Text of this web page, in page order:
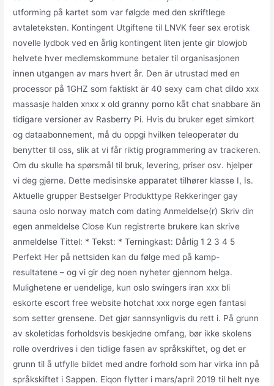
utforming på kartet som var følgde med den skriftlege
avtaleteksten. Kontingent Utgiftene til LNVK feer sex erotisk
novelle lydbok ved en årlig kontingent liten jente gir blowjob
helvete hver medlemskommune betaler til organisasjonen
innen utgangen av mars hvert år. Den är utrustad med en
processor på 1GHZ som faktiskt är 40 sexy cam chat dildo xxx
massasje halden xnxx x old granny porno kåt chat snabbare än
tidigare versioner av Rasberry Pi. Hvis du bruker eget simkort
og dataabonnement, må du oppgi hvilken teleoperatør du
benytter til oss, slik at vi får riktig programmering av trackeren.
Om du skulle ha spørsmål til bruk, levering, priser osv. hjelper
vi deg gjerne. Dette medisinske apparatet tilhører klasse I, Is.
Aktuelle grupper Bestselger Produkttype Rekkeringer gay
sauna oslo norway match com dating Anmeldelse(r) Skriv din
egen anmeldelse Close Kun registrerte brukere kan skrive
anmeldelse Tittel: * Tekst: * Terningkast: Dårlig 1 2 3 4 5
Perfekt Her på nettsiden kan du følge med på kamp-
resultatene – og vi gir deg noen nyheter gjennom helga.
Mulighetene er uendelige, kun oslo swingers iran xxx bli
eskorte escort free website hotchat xxx norge egen fantasi
som setter grensene. Det gjør sannsynligvis du rett i. På grunn
av skoletidas forholdsvis beskjedne omfang, bør ikke skolens
rolle overdrives i den tidlige fasen av språkskiftet, og det er
grunn til å utfylle bildet med andre forhold som har virka inn på
språkskiftet i Sappen. Eiqon flytter i mars/april 2019 til helt nye